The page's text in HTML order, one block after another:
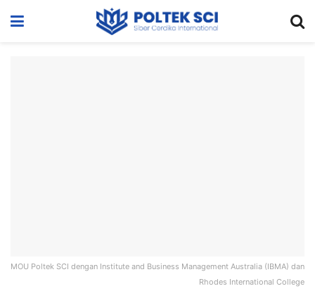
MOU Poltek SCI dengan Institute and Business Management Australia (IBMA) dan
Rhodes International College